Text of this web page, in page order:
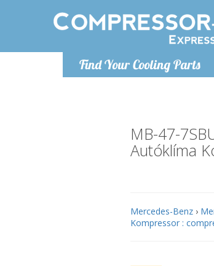
Find Your Cooling Parts
Hétfő-Péntek 9-
+36303967994
info@compressor-
MB-47-
Autóklíma
Mercedes-Benz ›
Kompressor :